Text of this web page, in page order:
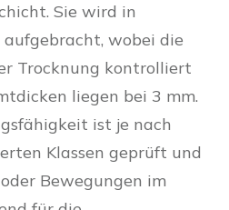
Sie wird in
wobei die
Trocknung kontrolliert
liegen bei 3 mm.
ist je nach
Klassen geprüft und
Bewegungen im